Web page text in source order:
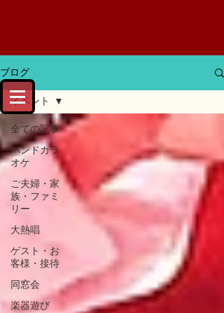
ブログ
全ての記事
バンドカラ
オケ
ご夫婦・家
族・ファミ
リー
大熱唱
ゲスト・お
客様・接待
同窓会
楽器遊び
イベント